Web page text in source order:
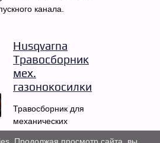
канала.
Husqvarna
Травосборник
мех.
газонокосилки
Травосборник для
механических